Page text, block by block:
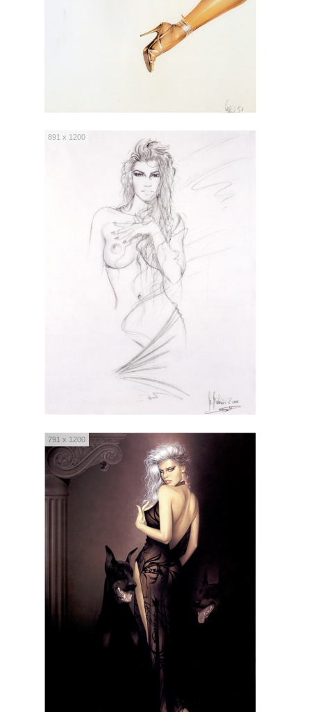
891 x 1200
791 x 1200